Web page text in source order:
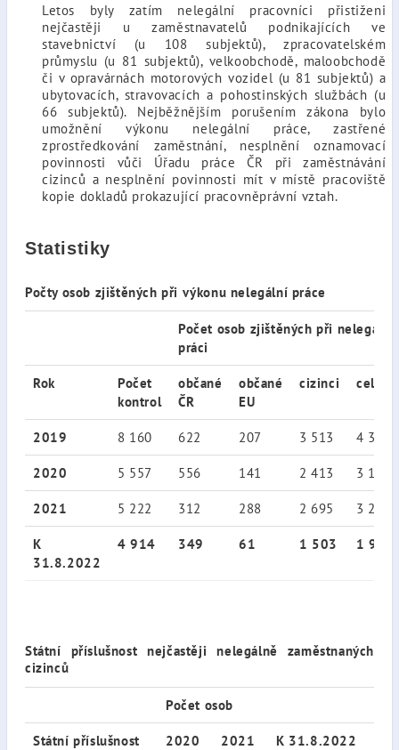
Letos byly zatím nelegální pracovníci přistiženi
nejčastěji u zaměstnavatelů podnikajících ve
stavebnictví (u 108 subjektů), zpracovatelském
průmyslu (u 81 subjektů), velkoobchodě, maloobchodě
či v opravárnách motorových vozidel (u 81 subjektů) a
ubytovacích, stravovacích a pohostinských službách (u
66 subjektů). Nejběžnějším porušením zákona bylo
umožnění výkonu nelegální práce, zastřené
zprostředkování zaměstnání, nesplnění oznamovací
povinnosti vůči Úřadu práce ČR při zaměstnávání
cizinců a nesplnění povinnosti mít v místě pracoviště
kopie dokladů prokazující pracovněprávní vztah.
Statistiky
Počty osob zjištěných při výkonu nelegální práce
Počet osob zjištěných při nelegální
práci
Rok
Počet
kontrol
občané
ČR
občané
EU
cizinci
2019 8 160 622 207 3 513 4 352
2020 5 557 556 141 2 413 3 110
2021 5 222 312 288 2 695 3 295
K
31.8.2022
4 914 349 61 1 503 1 913
Státní příslušnost nejčastěji nelegálně zaměstnaných
cizinců
Počet osob
Státní příslušnost 2020 2021 K 31.8.2022